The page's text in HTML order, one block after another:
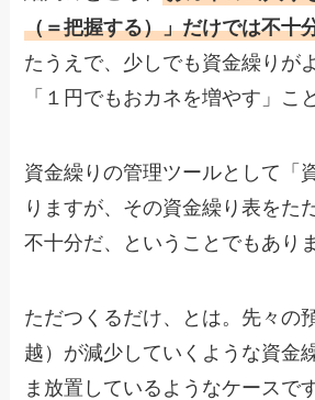
（＝把握する）」だけでは不十
たうえで、少しでも資金繰りが
「１円でもおカネを増やす」こ
資金繰りの管理ツールとして「
りますが、その資金繰り表をた
不十分だ、ということでもあり
ただつくるだけ、とは。先々の
越）が減少していくような資金
ま放置しているようなケースで